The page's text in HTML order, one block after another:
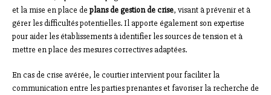
et la mise en place de plans de gestion de crise, visant à prévenir et à
gérer les difficultés potentielles. Il apporte également son expertise
pour aider les établissements à identifier les sources de tension et à
mettre en place des mesures correctives adaptées.
En cas de crise avérée, le courtier intervient pour faciliter la
communication entre les parties prenantes et favoriser la recherche de